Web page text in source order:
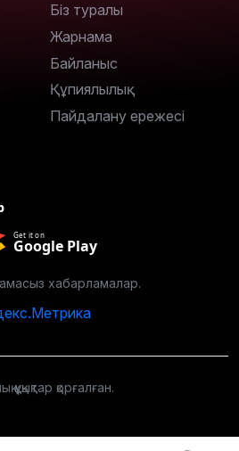
Біз туралы
Жарнама
Байланыс
Құпиялылық
Пайдалану ережесі
Get it on
Google Play
хабарламалар.
құқықтар қорғалған.